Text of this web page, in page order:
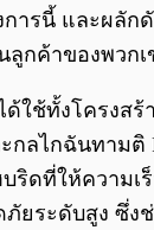
การนี้ และผลั
ลูกค้าของพวกเ
ใช้ทั้งโครงสร้
กลไกฉันทามติ
บริดที่ให้ความเ
ยระดับสูง ซึ่ง